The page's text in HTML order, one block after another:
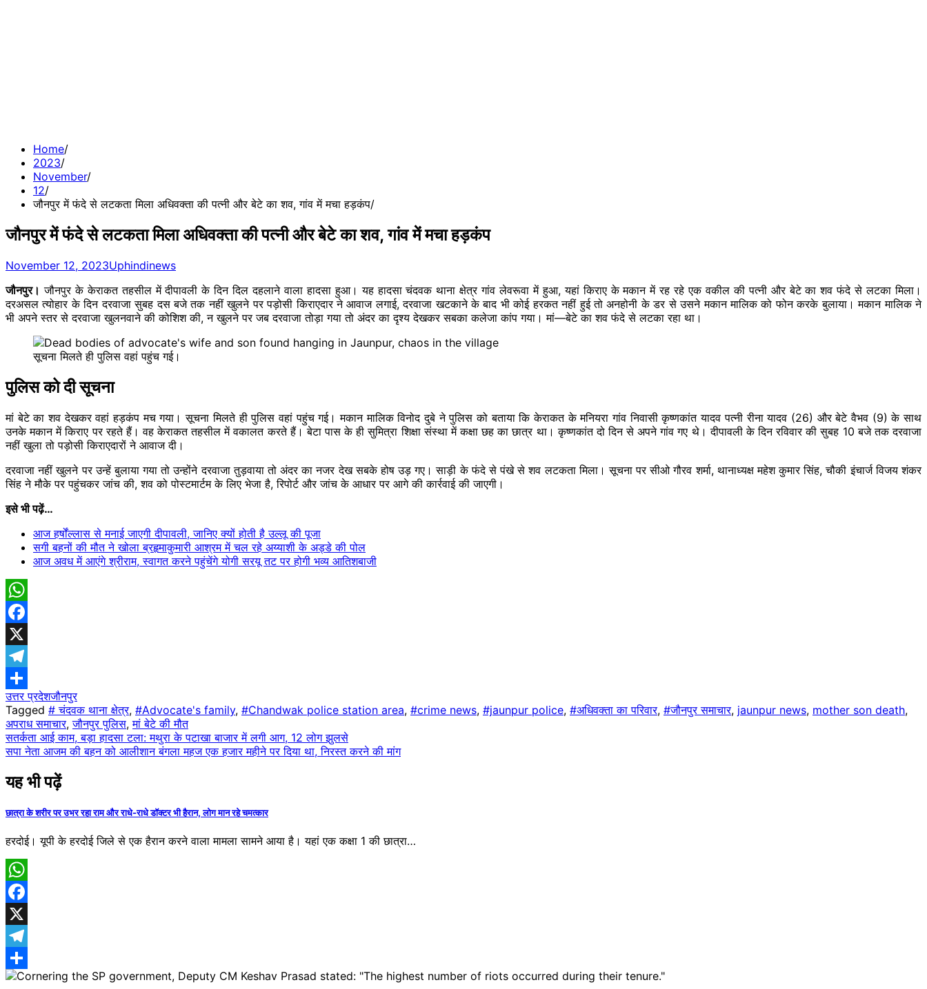
Home
2023
November
12
जौनपुर में फंदे से लटकता मिला अधिवक्ता की पत्नी और बेटे का शव, गांव में मचा हड़कंप
जौनपुर में फंदे से लटकता मिला अधिवक्ता की पत्नी और बेटे का शव, गांव में मचा हड़कंप
November 12, 2023Uphindinews
जौनपुर। जौनपुर के केराकत तहसील में दीपावली के दिन दिल दहलाने वाला हादसा हुआ। यह हादसा चंदवक थाना क्षेत्र गांव लेवरूवा में हुआ, यहां किराए के मकान में रह रहे एक वकील की पत्नी और बेटे का शव फंदे से लटका मिला।
दरअसल त्योहार के दिन दरवाजा सुबह दस बजे तक नहीं खुलने पर पड़ोसी किराएदार ने आवाज लगाई, दरवाजा खटकाने के बाद भी कोई हरकत नहीं हुई तो अनहोनी के डर से उसने मकान मालिक को फोन करके बुलाया। मकान मा​लिक ने
भी अपने स्तर से दरवाजा खुलनवाने की कोशिश की, न खुलने पर जब दरवाजा तोड़ा गया तो अंदर का दृश्य देखकर सबका कलेजा कांप गया। मां—बेटे का शव फंदे से लटका रहा था।
सूचना मिलते ही पुलिस वहां पहुंच गई।
पुलिस को दी सूचना
मां बेटे का शव देखकर वहां हड़कंप मच गया। सूचना मिलते ही पुलिस वहां पहुंच गई। मकान मालिक विनोद दुबे ने पुलिस को बताया कि केराकत के मनियरा गांव निवासी कृष्णकांत यादव पत्नी रीना यादव (26) और बेटे वैभव (9) के साथ
उनके मकान में किराए पर रहते हैं। वह केराकत तहसील में वकालत करते हैं। बेटा पास के ही सुमित्रा शिक्षा संस्था में कक्षा छह का छात्र था। कृष्णकांत दो दिन से अपने गांव गए थे। दीपावली के दिन रविवार की सुबह 10 बजे तक दरवाजा
नहीं खुला तो पड़ोसी किराएदारों ने आवाज दी।
दरवाजा नहीं खुलने पर उन्हें बुलाया गया तो उन्होंने दरवाजा तुड़वाया तो अंदर का नजर देख सबके होष उड़ गए। साड़ी के फंदे से पंखे से शव लटकता मिला। सूचना पर सीओ गौरव शर्मा, थानाध्यक्ष महेश कुमार सिंह, चौकी इंचार्ज विजय शंकर
सिंह ने मौके पर पहुंचकर जांच की, शव को पोस्टमार्टम के लिए भेजा है, रिपोर्ट और जांच के आधार पर आगे की कार्रवाई की जाएगी।
इसे भीपढ़ें…
आज हर्षोंल्लास से मनाई जाएगी दीपावली, जानिए क्यों होती है उल्लू की पूजा
सगी बहनों की मौत ने खोला ब्रहृमाकुमारी आश्रम में चल रहे अय्याशी के अड्डे की पोल
आज अवध में आएंगे श्रीराम, स्वागत करने पहुंचेंगे योगी सरयू तट पर होगी भव्य आतिशबाजी
WhatsApp
Facebook
X
Telegram
Share
उत्तर प्रदेशजौनपुर
Tagged # चंदवक थाना क्षेत्र, #Advocate's family, #Chandwak police station area, #crime news, #jaunpur police, #अधिवक्ता का परिवार, #जौनपुर समाचार, jaunpur news, mother son death,
अपराध समाचार,जौनपुर पुलिस,मां बेटे की मौत
Post
navigation
सतर्कता आई काम, बड़ा हादसा टला: मथुरा के पटाखा बाजार में लगी आग, 12 लोग झुलसे
सपा नेता आजम की बहन को आलीशान बंगला महज एक हजार महीने पर दिया था, निरस्त करने की मांग
यह भी पढ़ें
छात्रा के शरीर पर उभर रहा राम और राधे-राधे डॉक्टर भी हैरान, लोग मान रहे चमत्कार
हरदोई। यूपी के हरदोई जिले से एक हैरान करने वाला मामला सामने आया है। यहां एक कक्षा 1 की छात्रा…
WhatsApp
Facebook
X
Telegram
Share